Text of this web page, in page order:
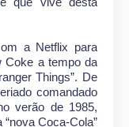
a Netflix para
Coke a tempo da
Things”. De
comandado
verão de 1985,
Coca-Cola”